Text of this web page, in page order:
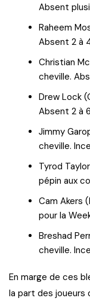
Absent
Raheem
Absent 2 à
Christian
cheville.
Drew Lock
Absent 2 à
Jimmy
cheville.
Tyrod
pépin aux
Cam Akers
pour la
Breshad
cheville.
En marge de ces
la part des joueurs